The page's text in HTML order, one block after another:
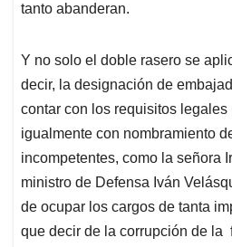
tanto abanderan.
Y no solo el doble rasero se
decir, la designación de
contar con los requisitos legales
igualmente con nombramiento
incompetentes, como la señora
ministro de Defensa Iván
de ocupar los cargos de tanta
que decir de la corrupción de la